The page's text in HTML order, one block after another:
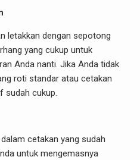
letakkan dengan sepotong
yang cukup untuk
Anda nanti. Jika Anda tidak
roti standar atau cetakan
sudah cukup.
cetakan yang sudah
untuk mengemasnya